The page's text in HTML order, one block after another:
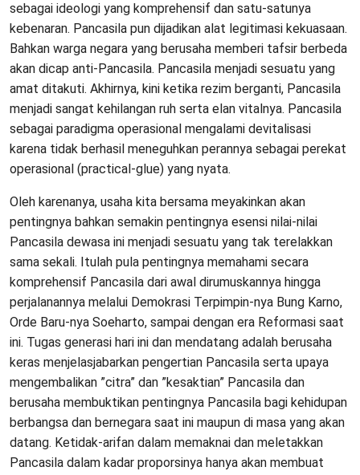
sebagai ideologi yang komprehensif dan satu-satunya
kebenaran. Pancasila pun dijadikan alat legitimasi kekuasaan.
Bahkan warga negara yang berusaha memberi tafsir berbeda
akan dicap anti-Pancasila. Pancasila menjadi sesuatu yang
amat ditakuti. Akhirnya, kini ketika rezim berganti, Pancasila
menjadi sangat kehilangan ruh serta elan vitalnya. Pancasila
sebagai paradigma operasional mengalami devitalisasi
karena tidak berhasil meneguhkan perannya sebagai perekat
operasional (practical-glue) yang nyata.
Oleh karenanya, usaha kita bersama meyakinkan akan
pentingnya bahkan semakin pentingnya esensi nilai-nilai
Pancasila dewasa ini menjadi sesuatu yang tak terelakkan
sama sekali. Itulah pula pentingnya memahami secara
komprehensif Pancasila dari awal dirumuskannya hingga
perjalanannya melalui Demokrasi Terpimpin-nya Bung Karno,
Orde Baru-nya Soeharto, sampai dengan era Reformasi saat
ini. Tugas generasi hari ini dan mendatang adalah berusaha
keras menjelasjabarkan pengertian Pancasila serta upaya
mengembalikan ”citra” dan ”kesaktian” Pancasila dan
berusaha membuktikan pentingnya Pancasila bagi kehidupan
berbangsa dan bernegara saat ini maupun di masa yang akan
datang. Ketidak-arifan dalam memaknai dan meletakkan
Pancasila dalam kadar proporsinya hanya akan membuat